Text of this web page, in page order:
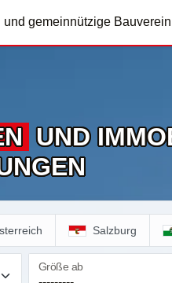
und gemeinnützige
UND
Salzburg
Größe ab